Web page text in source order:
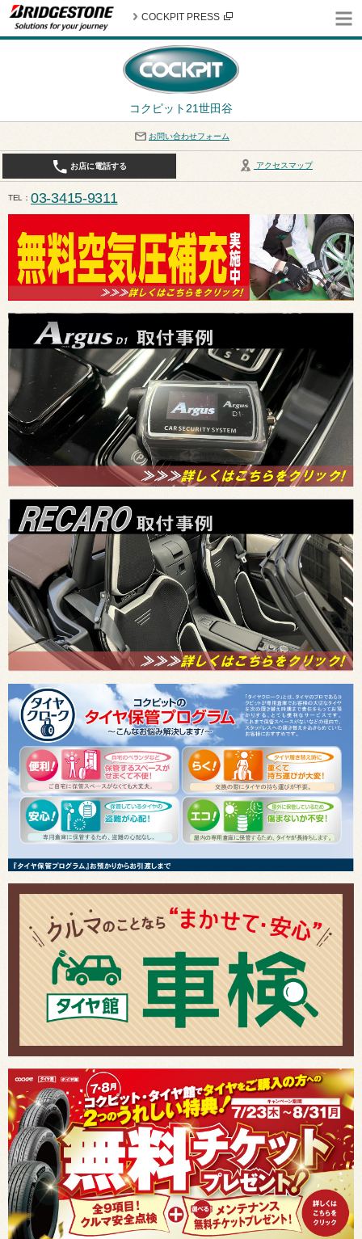
コクピット21世田谷
COCKPIT PRESS
お問い合わせフォーム
アクセスマップ
お店に電話する
TEL 03-3415-9311
平日10:30〜19:00 作業受付終了は17:30になります。 / 定休日：8月定休日は火曜日、水曜日とな
ます。ご注意ください。